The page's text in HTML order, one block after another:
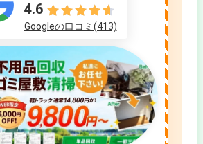
4.6
Googleの口コミ(413)